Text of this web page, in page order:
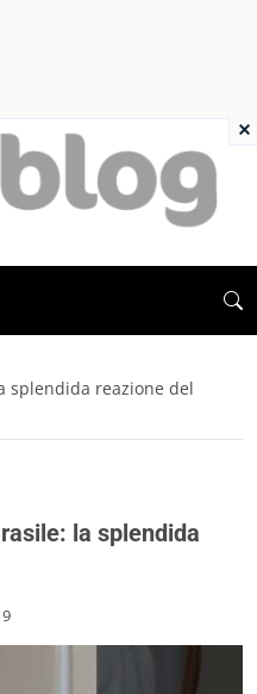
splendida reazione del
la splendida
×